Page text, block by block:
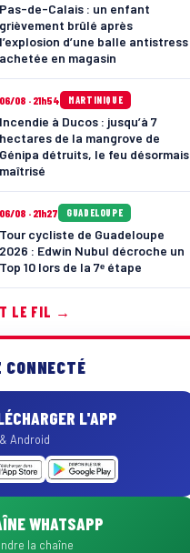
Pas-de-Calais : un enfant
grièvement brûlé après
l’explosion d’une balle antistress
achetée en magasin
06/08 · 21h54 MARTINIQUE
Incendie à Ducos : jusqu’à 7
hectares de la mangrove de
Génipa détruits, le feu désormais
maîtrisé
06/08 · 21h27 GUADELOUPE
Tour cycliste de Guadeloupe
2026 : Edwin Nubul décroche un
Top 10 lors de la 7ᵉ étape
LE FIL →
CONNECTÉ
L'APP
Android
WHATSAPP
la chaîne